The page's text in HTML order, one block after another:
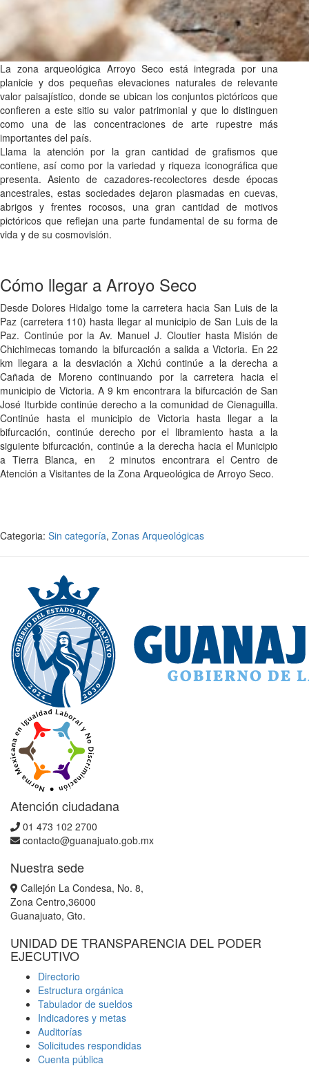
La zona arqueológica Arroyo Seco está integrada por una
planicie y dos pequeñas elevaciones naturales de relevante
valor paisajístico, donde se ubican los conjuntos pictóricos que
confieren a este sitio su valor patrimonial y que lo distinguen
como una de las concentraciones de arte rupestre más
importantes del país.
Llama la atención por la gran cantidad de grafismos que
contiene, así como por la variedad y riqueza iconográfica que
presenta. Asiento de cazadores-recolectores desde épocas
ancestrales, estas sociedades dejaron plasmadas en cuevas,
abrigos y frentes rocosos, una gran cantidad de motivos
pictóricos que reflejan una parte fundamental de su forma de
vida y de su cosmovisión.
Cómo llegar a Arroyo Seco
Desde Dolores Hidalgo tome la carretera hacia San Luis de la
Paz (carretera 110) hasta llegar al municipio de San Luis de la
Paz. Continúe por la Av. Manuel J. Cloutier hasta Misión de
Chichimecas tomando la bifurcación a salida a Victoria. En 22
km llegara a la desviación a Xichú continúe a la derecha a
Cañada de Moreno continuando por la carretera hacia el
municipio de Victoria. A 9 km encontrara la bifurcación de San
José Iturbide continúe derecho a la comunidad de Cienaguilla.
Continúe hasta el municipio de Victoria hasta llegar a la
bifurcación, continúe derecho por el libramiento hasta a la
siguiente bifurcación, continúe a la derecha hacia el Municipio
a Tierra Blanca, en 2 minutos encontrara el Centro de
Atención a Visitantes de la Zona Arqueológica de Arroyo Seco.
Categoria: Sin categoría, Zonas Arqueológicas
Atención ciudadana
01 473 102 2700
contacto@guanajuato.gob.mx
Nuestra sede
Callejón La Condesa, No. 8,
Zona Centro,36000
Guanajuato, Gto.
UNIDAD DE TRANSPARENCIA DEL PODER
EJECUTIVO
Directorio
Estructura orgánica
Tabulador de sueldos
Indicadores y metas
Auditorías
Solicitudes respondidas
Cuenta pública